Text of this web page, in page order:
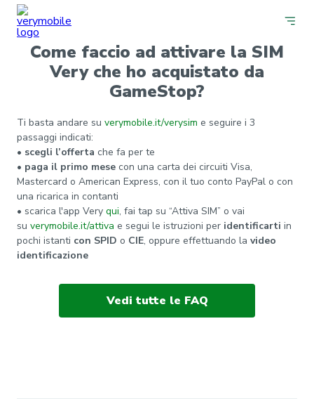
Come faccio ad attivare la SIM
Very che ho acquistato da
GameStop?
Ti basta andare su verymobile.it/verysim e seguire i 3
passaggi indicati:
• scegli l’offerta che fa per te
• paga il primo mese con una carta dei circuiti Visa,
Mastercard o American Express, con il tuo conto PayPal o con
una ricarica in contanti
• scarica l'app Very qui, fai tap su “Attiva SIM” o vai
su verymobile.it/attiva e segui le istruzioni per identificarti in
pochi istanti con SPID o CIE, oppure effettuando la video
identificazione
Vedi tutte le FAQ